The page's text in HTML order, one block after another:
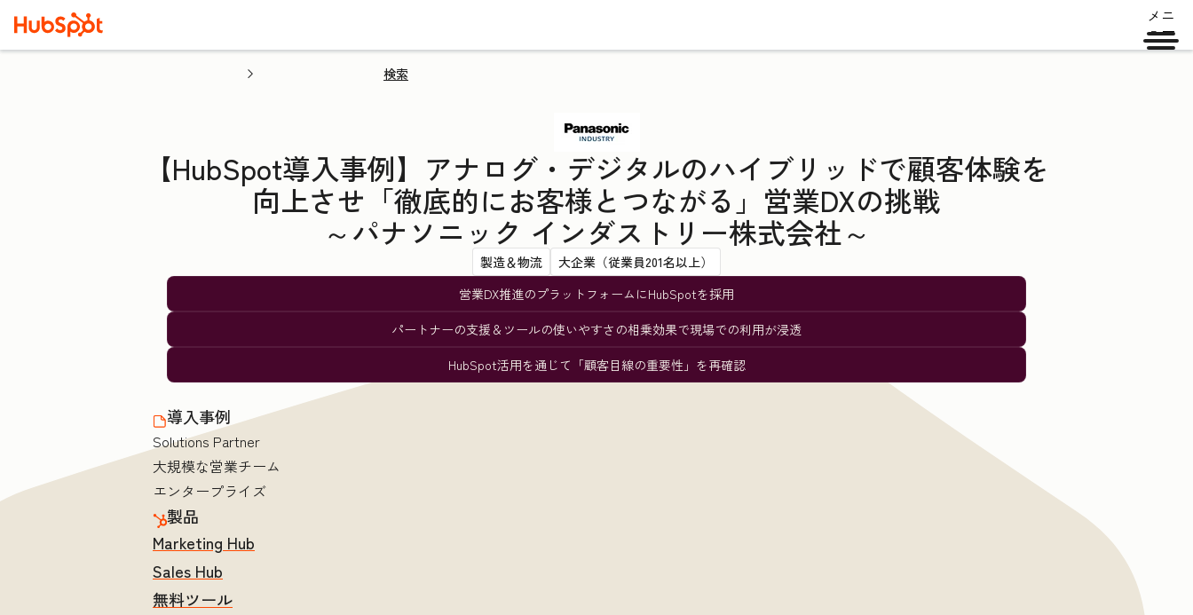
メニ
ュー
検索
【HubSpot導入事例】アナログ・デジタルのハイブリッドで顧客体験を
向上させ「徹底的にお客様とつながる」営業DXの挑戦
～パナソニック インダストリー株式会社～
製造＆物流
大企業（従業員201名以上）
営業DX推進のプラットフォームにHubSpotを採用
パートナーの支援＆ツールの使いやすさの相乗効果で現場での利用が浸透
HubSpot活用を通じて「顧客目線の重要性」を再確認
導入事例
Solutions Partner
大規模な営業チーム
エンタープライズ
製品
Marketing Hub
Sales Hub
無料ツール